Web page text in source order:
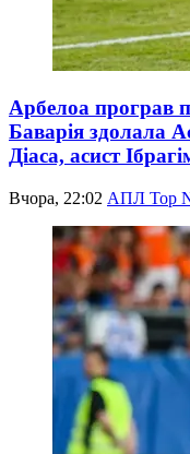
Арбелоа програв
Баварія здолала
Діаса, асист
Вчора, 22:02 АПЛ Top